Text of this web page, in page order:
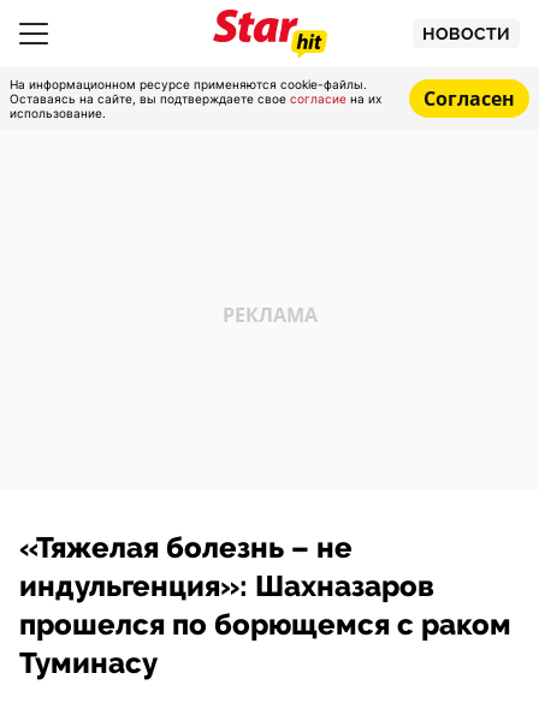
НОВОСТИ
На информационном ресурсе применяются cookie-файлы.
Оставаясь на сайте, вы подтверждаете свое согласие на их
использование.
Согласен
«Тяжелая болезнь – не
индульгенция»: Шахназаров
прошелся по борющемся с раком
Туминасу